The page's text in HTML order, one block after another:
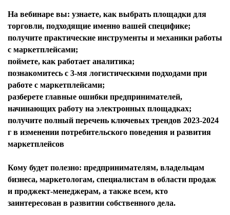
На вебинаре вы: узнаете, как выбрать площадки для
торговли, подходящие именно вашей специфике;
получите практические инструменты и механики работы
с маркетплейсами;
поймете, как работает аналитика;
познакомитесь с 3-мя логистическими подходами при
работе с маркетплейсами;
разберете главные ошибки предпринимателей,
начинающих работу на электронных площадках;
получите полный перечень ключевых трендов 2023-2024
г в изменении потребительского поведения и развития
маркетплейсов
Кому будет полезно: предпринимателям, владельцам
бизнеса, маркетологам, специалистам в области продаж
и проджект-менеджерам, а также всем, кто
заинтересован в развитии собственного дела.